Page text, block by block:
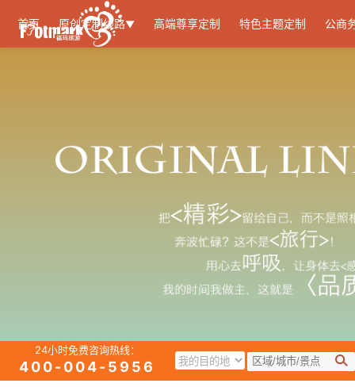
首页 原创定制线路▼ 高端尊享定制 特色主题定制 公商
24小时免费咨询热线：
400-004-5956